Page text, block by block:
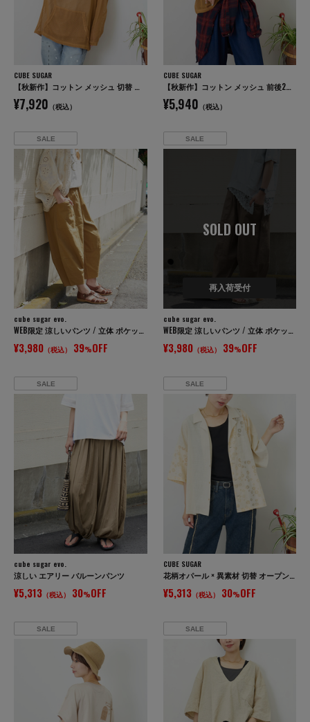
CUBE SUGAR
【秋新作】コットン メッシュ 切替 ビッグパーカー
¥7,920 （税込）
CUBE SUGAR
【秋新作】コットン メッシュ 前後2WAY 切替 プルオーバー
¥5,940 （税込）
SALE
cube sugar evo.
WEB限定 涼しいパンツ / 立体 ポケット イージー コクーンパンツ
¥3,980 （税込） 39%OFF
SALE
SOLD OUT
再入荷受付
cube sugar evo.
WEB限定 涼しいパンツ / 立体 ポケット イージー コクーンパンツ
¥3,980（税込） 39%OFF
SALE
cube sugar evo.
涼しい エアリー バルーンパンツ
¥5,313 （税込） 30%OFF
SALE
CUBE SUGAR
花柄オパール × 異素材 切替 オープンカラー シャツ
¥5,313（税込） 30%OFF
SALE SALE